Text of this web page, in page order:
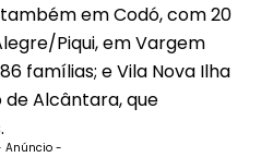
em Codó, com 20
Piqui, em Vargem
famílias; e Vila Nova Ilha
de Alcântara, que
Anúncio -